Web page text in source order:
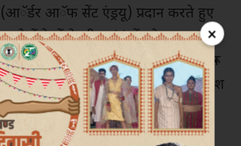
×
(आॅर्डर आॅफ सेंट एंड्रयू) प्रदान करते हुए
दोनों देशों के बीच संबंधों को मजबूत
जा रहे महत्वपूर्ण योगदान के लिए रूस
का प्रमाण है। आपने हमेशा हमारे देश
की सक्रिय रूप सेवकालतकी है।